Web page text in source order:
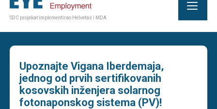
SDC projekat implementirao Helvetas i MDA
Upoznajte Vigana Iberdemaja,
jednog od prvih sertifikovanih
kosovskih inženjera solarnog
fotonaponskog sistema (PV)!